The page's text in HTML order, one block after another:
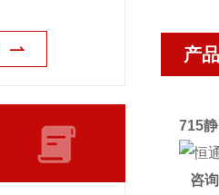
产
715
咨